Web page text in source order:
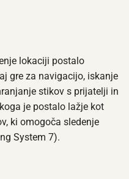
lokaciji postalo
gre za navigacijo, iskanje
stikov s prijatelji in
je postalo lažje kot
ki omogoča sledenje
System 7).